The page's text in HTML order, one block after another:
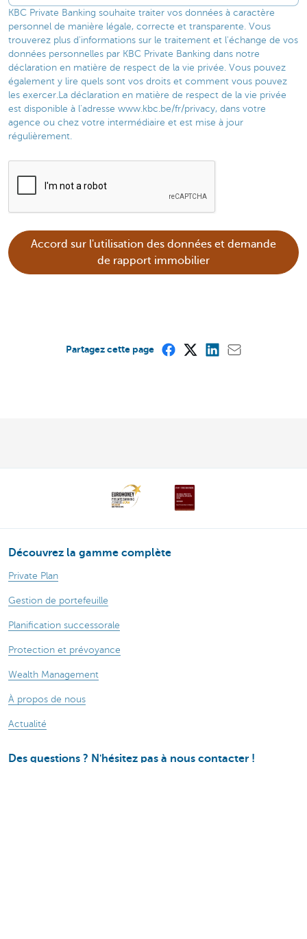
KBC Private Banking souhaite traiter vos données à caractère
personnel de manière légale, correcte et transparente. Vous
trouverez plus d'informations sur le traitement et l'échange de vos
données personnelles par KBC Private Banking dans notre
déclaration en matière de respect de la vie privée. Vous pouvez
également y lire quels sont vos droits et comment vous pouvez
les exercer.La déclaration en matière de respect de la vie privée
est disponible à l'adresse www.kbc.be/fr/privacy, dans votre
agence ou chez votre intermédiaire et est mise à jour
régulièrement.​
Accord sur l'utilisation des données et demande
de rapport immobilier
Partagez cette page
Découvrez la gamme complète
Private Plan
Gestion de portefeuille
Planification successorale
Protection et prévoyance
Wealth Management
À propos de nous
Actualité
Des questions ? N'hésitez pas à nous contacter !